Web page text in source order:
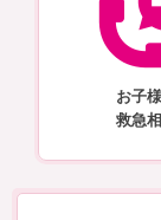
お子
救急